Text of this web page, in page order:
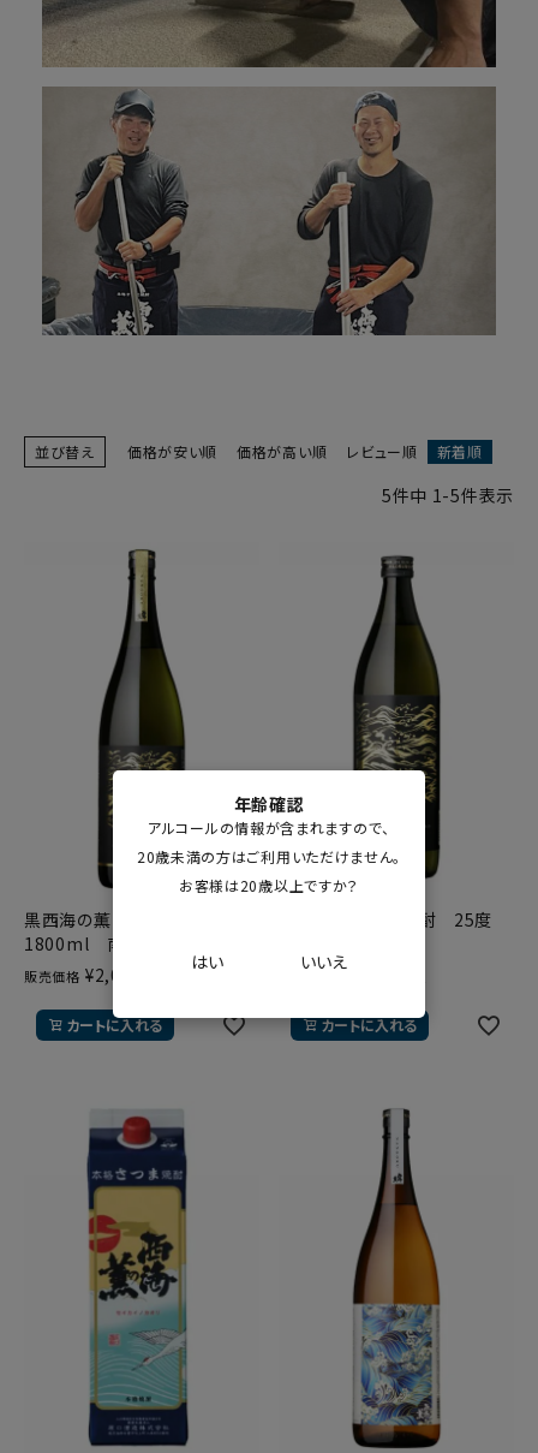
年齢確認
アルコールの情報が含まれますので、
20歳未満の方はご利用いただけません。
お客様は20歳以上ですか？
はい いいえ
並び替え 価格が安い順 価格が高い順 レビュー順 新着順
5件中 1 -5件表示
黒西海の薫 芋焼酎 25度
1800ml 南国酒造
販売価格 ¥2,050
カートに入れる
黒西海の薫 芋焼酎 25度
¥
カートに入れる